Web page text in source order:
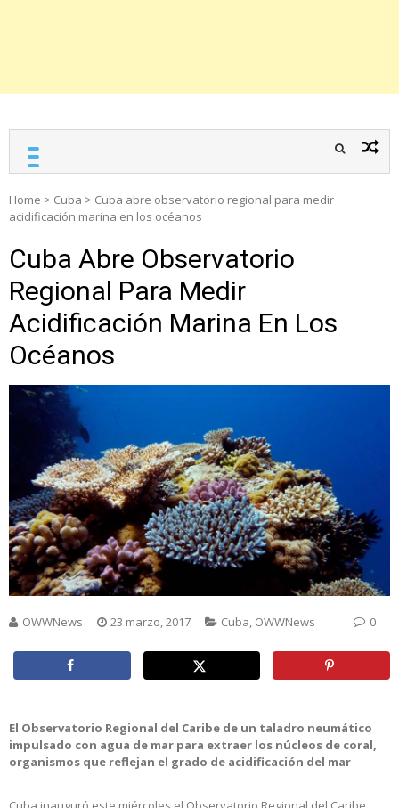
Home > Cuba > Cuba abre observatorio regional para medir
acidificación marina en los océanos
Cuba Abre Observatorio
Regional Para Medir
Acidificación Marina En Los
Océanos
OWWNews 23 marzo, 2017 Cuba, OWWNews 0
El Observatorio Regional del Caribe de un taladro neumático
impulsado con agua de mar para extraer los núcleos de coral,
organismos que reflejan el grado de acidificación del mar